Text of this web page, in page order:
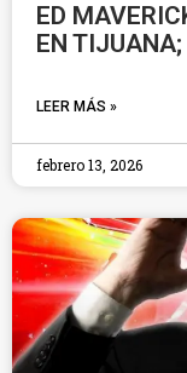
ED
EN
LEER MÁS »
febrero 13, 2026